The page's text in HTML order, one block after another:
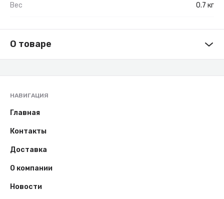
Вес 0.7 кг
О товаре
НАВИГАЦИЯ
Главная
Контакты
Доставка
О компании
Новости